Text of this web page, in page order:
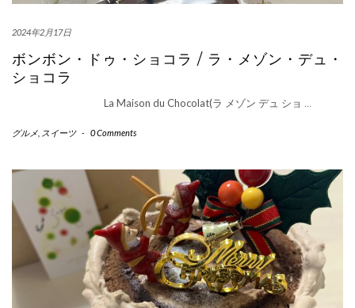
2024年2月17日
ボンボン・ドゥ・ショコラ / ラ・メゾン・デュ・
ショコラ
La Maison du Chocolat(ラ メゾン デュ ショ …
グルメ スイーツ - 0 Comments